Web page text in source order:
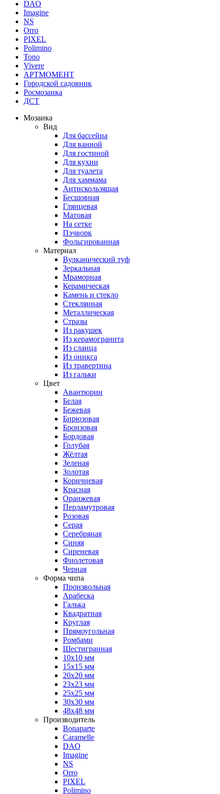
DAO
Imagine
NS
Orro
PIXEL
Polimino
Tono
Vivere
АРТМОМЕНТ
Городской садовник
Росмозаика
ДСТ
Мозаика
Вид
Для бассейна
Для ванной
Для гостиной
Для кухни
Для туалета
Для хаммама
Антискользящая
Бесшовная
Глянцевая
Матовая
На сетке
Пэчворк
Фольгированная
Материал
Вулканический туф
Зеркальная
Мраморная
Керамическая
Камень и стекло
Стеклянная
Металлическая
Стразы
Из ракушек
Из керамогранита
Из сланца
Из оникса
Из травертина
Из гальки
Цвет
Авантюрин
Белая
Бежевая
Бирюзовая
Бронзовая
Бордовая
Голубая
Жёлтая
Зеленая
Золотая
Коричневая
Красная
Оранжевая
Перламутровая
Розовая
Серая
Серебряная
Синяя
Сиреневая
Фиолетовая
Черная
Форма чипа
Произвольная
Арабеска
Галька
Квадратная
Круглая
Прямоугольная
Ромбами
Шестигранная
10х10 мм
15х15 мм
20х20 мм
23х23 мм
25х25 мм
30х30 мм
48х48 мм
Производитель
Bonaparte
Caramelle
DAO
Imagine
NS
Orro
PIXEL
Polimino